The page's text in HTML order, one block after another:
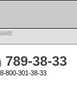
789-38-33
8-800-301-38-33